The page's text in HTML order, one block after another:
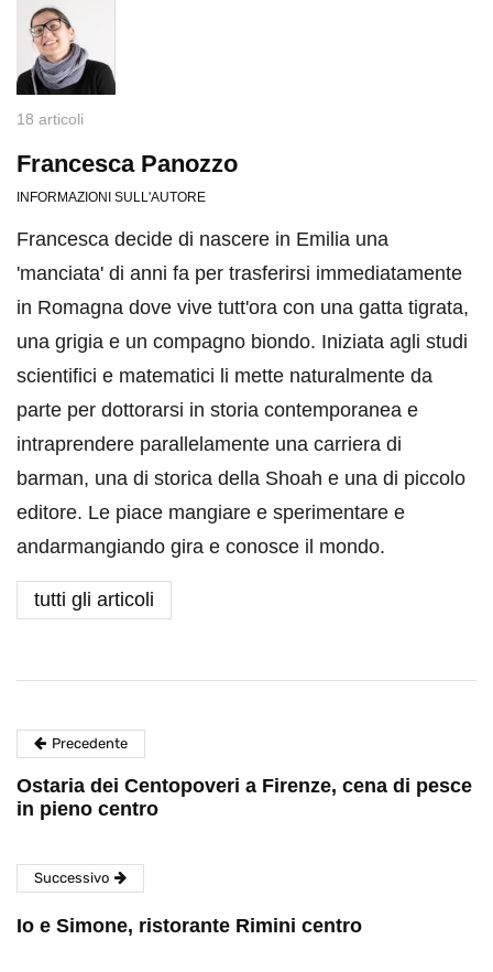
18 articoli
Francesca Panozzo
INFORMAZIONI SULL'AUTORE
Francesca decide di nascere in Emilia una
'manciata' di anni fa per trasferirsi immediatamente
in Romagna dove vive tutt'ora con una gatta tigrata,
una grigia e un compagno biondo. Iniziata agli studi
scientifici e matematici li mette naturalmente da
parte per dottorarsi in storia contemporanea e
intraprendere parallelamente una carriera di
barman, una di storica della Shoah e una di piccolo
editore. Le piace mangiare e sperimentare e
andarmangiando gira e conosce il mondo.
tutti gli articoli
Precedente
Ostaria dei Centopoveri a Firenze, cena di pesce
in pieno centro
Successivo
Io e Simone, ristorante Rimini centro